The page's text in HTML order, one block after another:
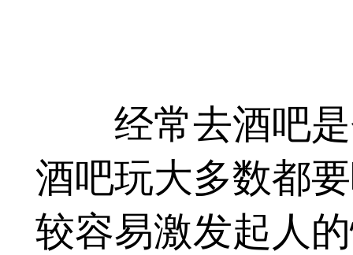
经常去酒吧是
酒吧玩大多数都
较容易激发起人